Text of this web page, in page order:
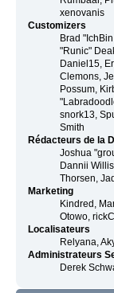
xenovanis
Customizers
Brad
"Runic"
Daniel15,
Clemons,
Possum,
snork13,
Smith
Rédacteurs de la
Joshua
Dannii
Thorsen,
Marketing
Kindred,
Otowo,
Localisateurs
Relyana,
Administrateurs
Derek